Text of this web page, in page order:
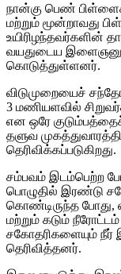
நான்கு பெண்
மற்றும் மூன்றாவது
உயிரிழந்தவர்களின்
வயதுடைய
கொடுத்துள்ளனர்.
விடுமுறையைச்
3 மணியளவில்
என ஒரே
தளுவ
தெரிவிக்கப்படுகிறது.
சம்பவம் இடம்பெற்ற
பொழுதில் இரண்டு
கொண்டிருந்த போது,
மற்றும் கடும்
சகோதரிகளையும் நீர்
தெரிவித்தனர்.